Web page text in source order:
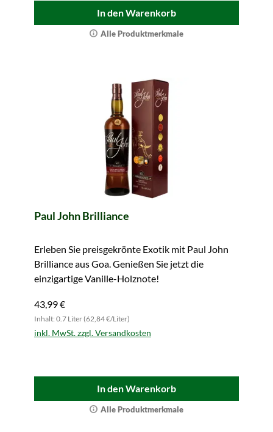
In den Warenkorb
Alle Produktmerkmale
Paul John Brilliance
Erleben Sie preisgekrönte Exotik mit Paul John
Brilliance aus Goa. Genießen Sie jetzt die
einzigartige Vanille-Holznote!
43,99 €
Inhalt: 0.7 Liter (62,84 €/Liter)
inkl. MwSt. zzgl. Versandkosten
In den Warenkorb
Alle Produktmerkmale